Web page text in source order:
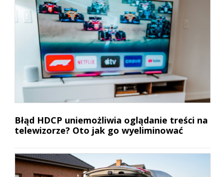
Błąd HDCP uniemożliwia oglądanie treści na
telewizorze? Oto jak go wyeliminować